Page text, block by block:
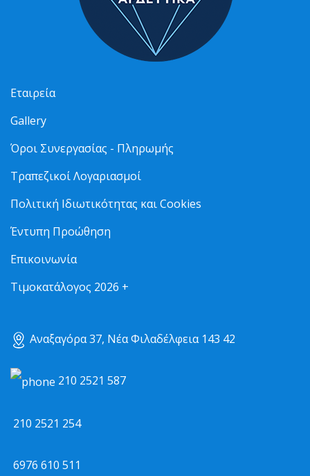
Εταιρεία
Gallery
Όροι Συνεργασίας - Πληρωμής
Τραπεζικοί Λογαριασμοί
Πολιτική Ιδιωτικότητας και Cookies
Έντυπη Προώθηση
Επικοινωνία
Τιμοκατάλογος 2026 +
Αναξαγόρα 37, Νέα Φιλαδέλφεια 143 42
210 2521 587
210 2521 254
6976 610 511